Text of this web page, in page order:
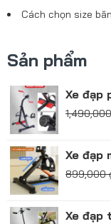
Cách chọn size
Sản phẩm
Xe đạp
Xe đạp
899,000
Xe đạp